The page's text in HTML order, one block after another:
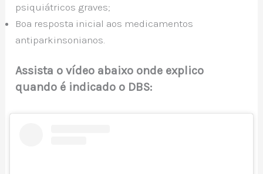
psiquiátricos graves;
Boa resposta inicial aos medicamentos
antiparkinsonianos.
Assista o vídeo abaixo onde explico
quando é indicado o DBS: